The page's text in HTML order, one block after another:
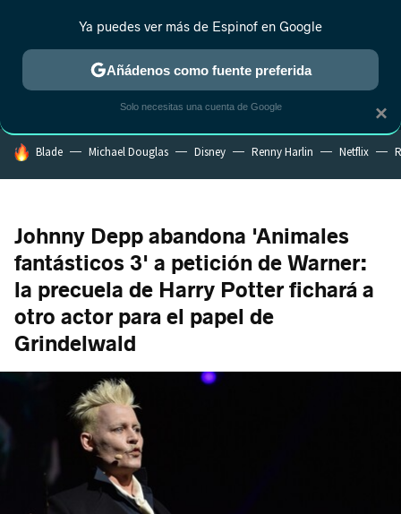
MENÚ NUEVO
ESTRENOS REALITY ANIME RANKINGS CINE
HOY SE HABLA DE
Blade Michael Douglas Disney Renny Harlin Netflix
Johnny Depp abandona 'Animales
fantásticos 3' a petición de Warner:
la precuela de Harry Potter fichará a
otro actor para el papel de
Grindelwald
×
Ya puedes ver más de Espinof en Google
Añádenos como fuente preferida
Solo necesitas una cuenta de Google